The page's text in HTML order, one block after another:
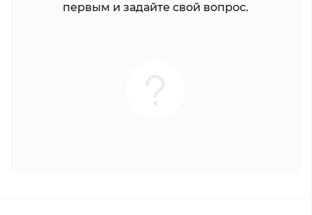
первым и задайте свой вопрос.